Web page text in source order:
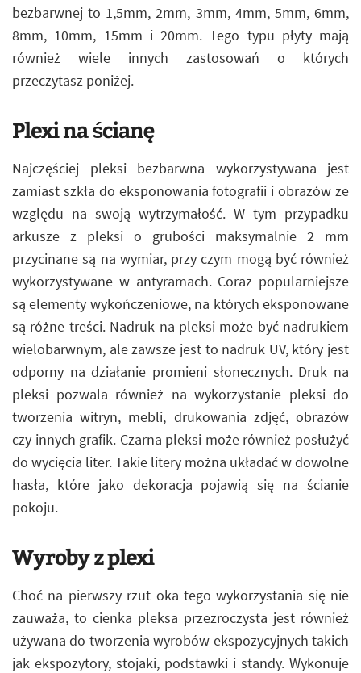
bezbarwnej to 1,5mm, 2mm, 3mm, 4mm, 5mm, 6mm,
8mm, 10mm, 15mm i 20mm. Tego typu płyty mają
również wiele innych zastosowań o których
przeczytasz poniżej.
Plexi na ścianę
Najczęściej pleksi bezbarwna wykorzystywana jest
zamiast szkła do eksponowania fotografii i obrazów ze
względu na swoją wytrzymałość. W tym przypadku
arkusze z pleksi o grubości maksymalnie 2 mm
przycinane są na wymiar, przy czym mogą być również
wykorzystywane w antyramach. Coraz popularniejsze
są elementy wykończeniowe, na których eksponowane
są różne treści. Nadruk na pleksi może być nadrukiem
wielobarwnym, ale zawsze jest to nadruk UV, który jest
odporny na działanie promieni słonecznych. Druk na
pleksi pozwala również na wykorzystanie pleksi do
tworzenia witryn, mebli, drukowania zdjęć, obrazów
czy innych grafik. Czarna pleksi może również posłużyć
do wycięcia liter. Takie litery można układać w dowolne
hasła, które jako dekoracja pojawią się na ścianie
pokoju.
Wyroby z plexi
Choć na pierwszy rzut oka tego wykorzystania się nie
zauważa, to cienka pleksa przezroczysta jest również
używana do tworzenia wyrobów ekspozycyjnych takich
jak ekspozytory, stojaki, podstawki i standy. Wykonuje